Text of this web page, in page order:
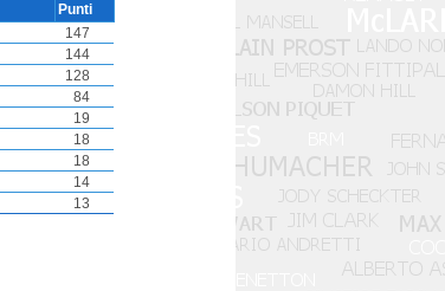
Punti
147
144
128
84
19
18
18
14
13